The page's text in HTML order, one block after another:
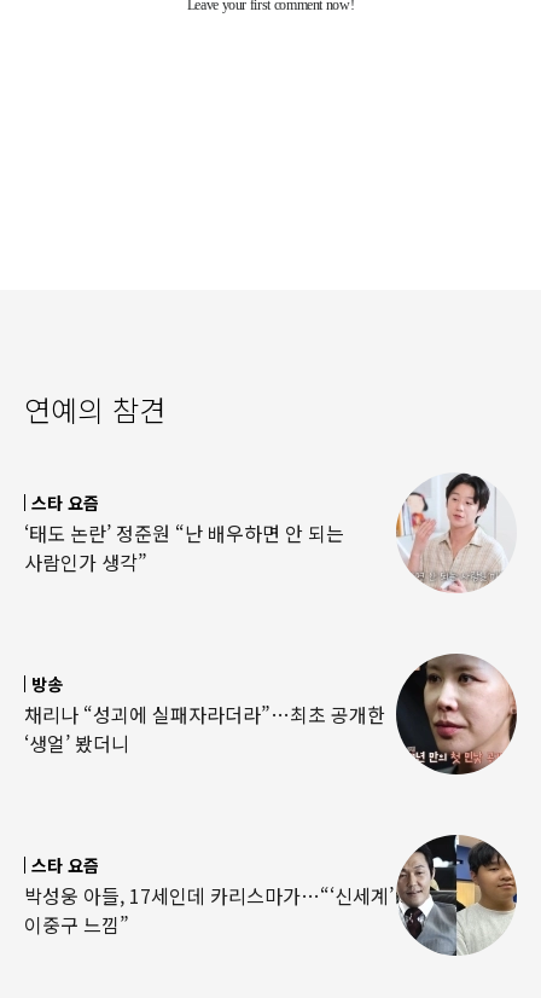
연예의 참견
스타 요즘
‘태도 논란’ 정준원 “난 배우하면 안 되는
사람인가 생각”
방송
채리나 “성괴에 실패자라더라”…최초 공개한
‘생얼’ 봤더니
스타 요즘
박성웅 아들, 17세인데 카리스마가…“‘신세계’
이중구 느낌”